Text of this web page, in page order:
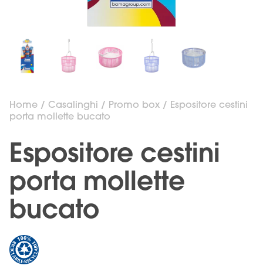
Home / Casalinghi / Promo box / Espositore cestini
porta mollette bucato
Espositore cestini
porta mollette
bucato